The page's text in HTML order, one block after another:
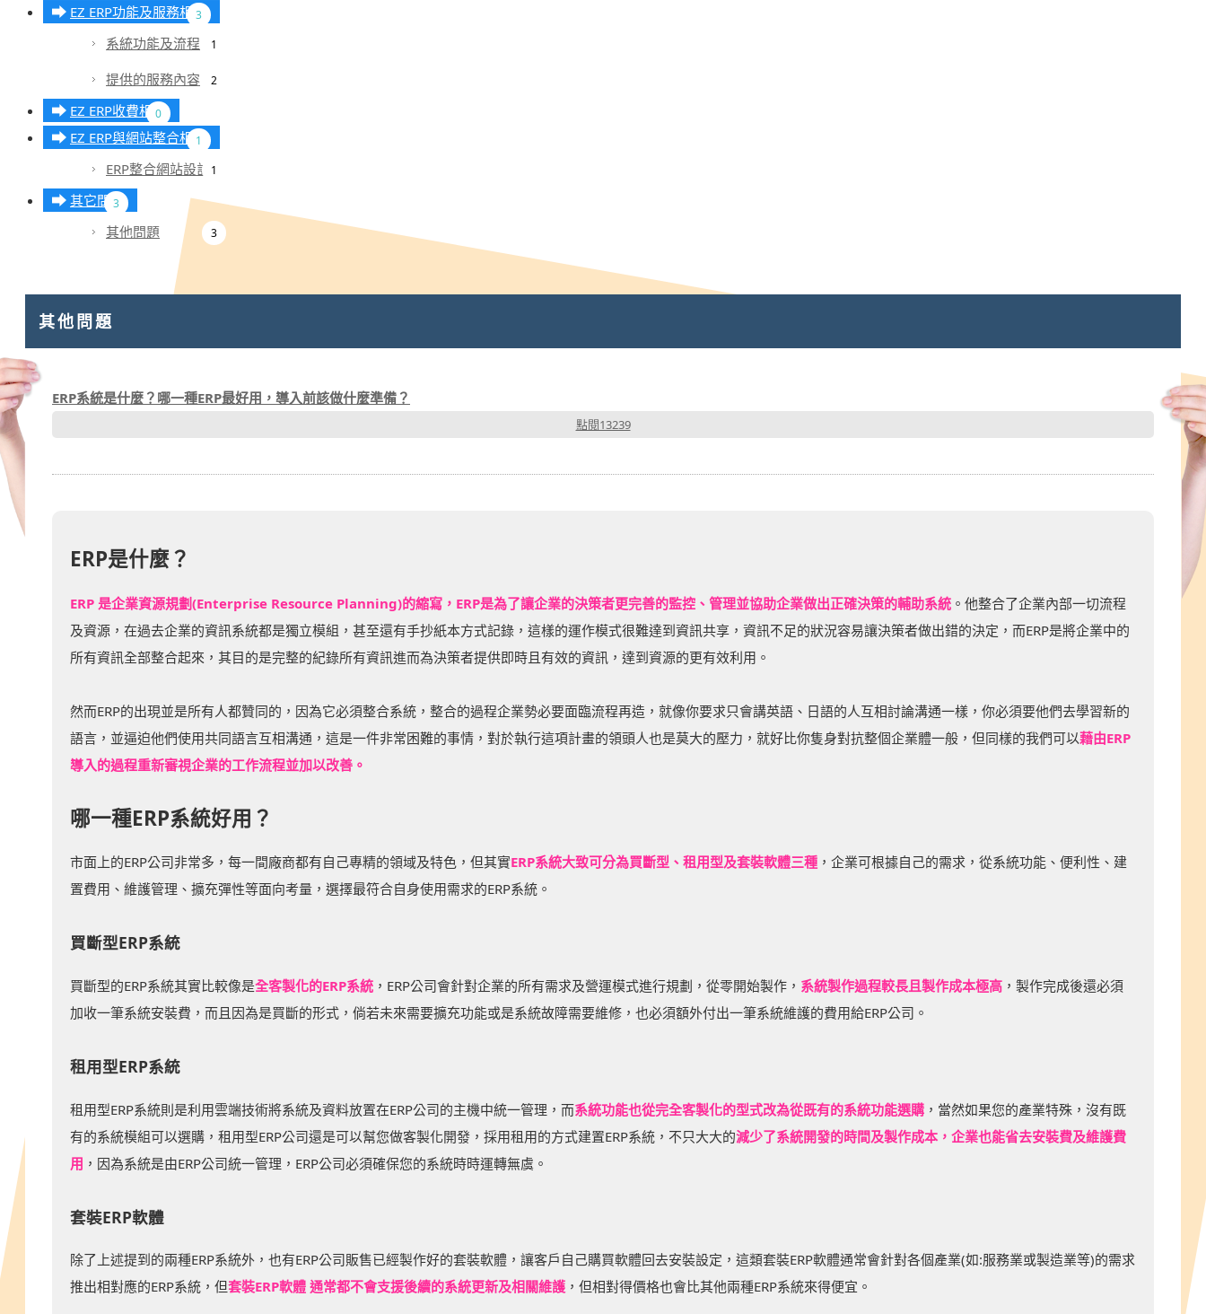
EZ ERP功能及服務相關
3
系統功能及流程 1
提供的服務內容 2
EZ ERP收費相關
0
EZ ERP與網站整合相關1
ERP整合網站設計 1
其它問題
3
其他問題 3
其他問題
ERP系統是什麼？哪一種ERP最好用，導入前該做什麼準備？
點閱13239
ERP是什麼？
ERP 是企業資源規劃(Enterprise Resource Planning)的縮寫，ERP是為了讓企業的決策者更完善的監控、管理並協助企業做出正確決策的輔助系統 。他整合了企業內部一切流程
及資源，在過去企業的資訊系統都是獨立模組，甚至還有手抄紙本方式記錄，這樣的運作模式很難達到資訊共享，資訊不足的狀況容易讓決策者做出錯的決定，而ERP是將企業中的
所有資訊全部整合起來，其目的是完整的紀錄所有資訊進而為決策者提供即時且有效的資訊，達到資源的更有效利用。
然而ERP的出現並是所有人都贊同的，因為它必須整合系統，整合的過程企業勢必要面臨流程再造，就像你要求只會講英語、日語的人互相討論溝通一樣，你必須要他們去學習新的
語言，並逼迫他們使用共同語言互相溝通，這是一件非常困難的事情，對於執行這項計畫的領頭人也是莫大的壓力，就好比你隻身對抗整個企業體一般，但同樣的我們可以藉由ERP
導入的過程重新審視企業的工作流程並加以改善。
哪一種ERP系統好用？
市面上的ERP公司非常多，每一間廠商都有自己專精的領域及特色，但其實ERP系統大致可分為買斷型、租用型及套裝軟體三種 ，企業可根據自己的需求，從系統功能、便利性、建
置費用、維護管理、擴充彈性等面向考量，選擇最符合自身使用需求的ERP系統。
買斷型ERP系統
買斷型的ERP系統其實比較像是全客製化的ERP系統 ，ERP公司會針對企業的所有需求及營運模式進行規劃，從零開始製作， 系統製作過程較長且製作成本極高 ，製作完成後還必須
加收一筆系統安裝費，而且因為是買斷的形式，倘若未來需要擴充功能或是系統故障需要維修，也必須額外付出一筆系統維護的費用給ERP公司。
租用型ERP系統
租用型ERP系統則是利用雲端技術將系統及資料放置在ERP公司的主機中統一管理，而系統功能也從完全客製化的型式改為從既有的系統功能選購 ，當然如果您的產業特殊，沒有既
有的系統模組可以選購，租用型ERP公司還是可以幫您做客製化開發，採用租用的方式建置ERP系統，不只大大的減少了系統開發的時間及製作成本，企業也能省去安裝費及維護費
用 ，因為系統是由ERP公司統一管理，ERP公司必須確保您的系統時時運轉無虞。
套裝ERP軟體
除了上述提到的兩種ERP系統外，也有ERP公司販售已經製作好的套裝軟體，讓客戶自己購買軟體回去安裝設定，這類套裝ERP軟體通常會針對各個產業(如:服務業或製造業等)的需求
推出相對應的ERP系統，但套裝ERP軟體 通常都不會支援後續的系統更新及相關維護 ，但相對得價格也會比其他兩種ERP系統來得便宜。